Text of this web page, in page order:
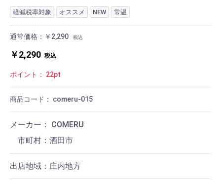
軽減税率対象 オススメ NEW 常温
通常価格：￥2,290 税込
￥2,290 税込
ポイント： 22pt
商品コード： comeru-015
メーカー： COMERU
酒田市
出店地域：庄内地方